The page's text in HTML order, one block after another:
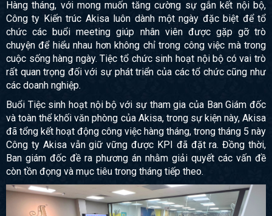
Hàng tháng, với mong muốn tăng cường sự gắn kết nội bộ,
Công ty Kiến trúc Akisa luôn dành một ngày đặc biệt để tổ
chức các buổi meeting giúp nhân viên được gặp gỡ trò
chuyện để hiểu nhau hơn không chỉ trong công việc mà trong
cuộc sống hàng ngày. Tiệc tổ chức sinh hoạt nội bộ có vai trò
rất quan trọng đối với sự phát triển của các tổ chức cũng như
các doanh nghiệp.
Buổi Tiệc sinh hoạt nội bộ với sự tham gia của Ban Giám đốc
và toàn thể khối văn phòng của Akisa, trong sự kiện này, Akisa
đã tổng kết hoạt động công việc hàng tháng, trong tháng 5 này
Công ty Akisa vẫn giữ vững được KPI đã đặt ra. Đồng thời,
Ban giám đốc đề ra phương án nhằm giải quyết các vấn đề
còn tồn đọng và mục tiêu trong tháng tiếp theo.